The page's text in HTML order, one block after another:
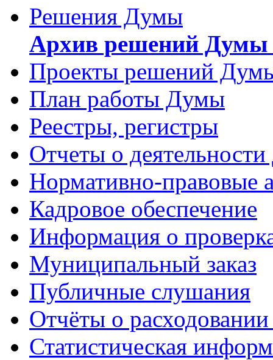
Решения Думы
Архив решений Думы
Проекты решений
План работы Думы
Реестры, регистры
Отчеты о
Нормативно-правовые
Кадровое обеспечение
Информация о
Муниципальный заказ
Публичные слушания
Отчёты о
Статистическая